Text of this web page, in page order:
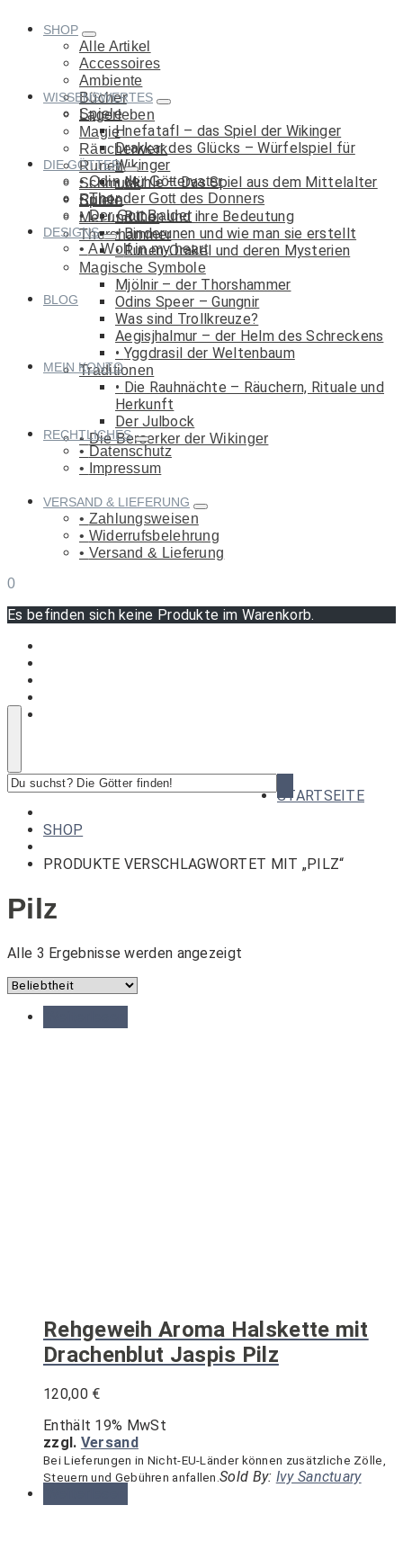
SHOP
Alle Artikel
Accessoires
Ambiente
Bücher
Lagerleben
Magie
Räucherwerk
Runen
Schmuck
Spiele
Met und Co.
Thorshammer
WISSENSWERTES
Spiele
Hnefatafl – das Spiel der Wikinger
Drakkar des Glücks – Würfelspiel für
Wikinger
Mühle – Das Spiel aus dem Mittelalter
Runen
Runen und ihre Bedeutung
Binderunen und wie man sie erstellt
Runen-Orakel und deren Mysterien
Magische Symbole
Mjölnir – der Thorshammer
Odins Speer – Gungnir
Was sind Trollkreuze?
Aegisjhalmur – der Helm des Schreckens
Yggdrasil der Weltenbaum
Traditionen
Die Rauhnächte – Räuchern, Rituale und
Herkunft
Der Julbock
Die Berserker der Wikinger
DIE GÖTTER
Odin der Göttervater
Thor der Gott des Donners
Der Gott Balder
DESIGNS
A Wolf in my heart
BLOG
MEIN KONTO
RECHTLICHES
Datenschutz
Impressum
VERSAND & LIEFERUNG
Zahlungsweisen
Widerrufsbelehrung
Versand & Lieferung
0
Es befinden sich keine Produkte im Warenkorb.
suchst?
STARTSEITE
SHOP
PRODUKTE VERSCHLAGWORTET MIT „PILZ“
Pilz
Alle 3 Ergebnisse werden angezeigt
Rehgeweih Aroma Halskette mit
Drachenblut Jaspis Pilz
120,00 €
Enthält 19% MwSt
zzgl. Versand
Bei Lieferungen in Nicht-EU-Länder können zusätzliche Zölle,
Steuern und Gebühren anfallen.Sold By: Ivy Sanctuary